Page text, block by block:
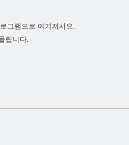
그램으로 여겨져서요.
립니다.